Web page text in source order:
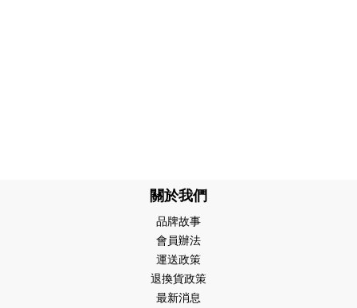
關於我們
品牌故事
會員辦法
運送政策
退換貨政策
最新消息